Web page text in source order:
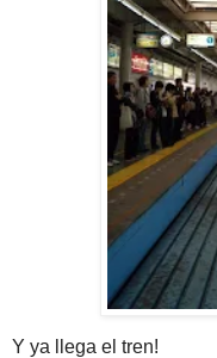
Y ya llega el tren!